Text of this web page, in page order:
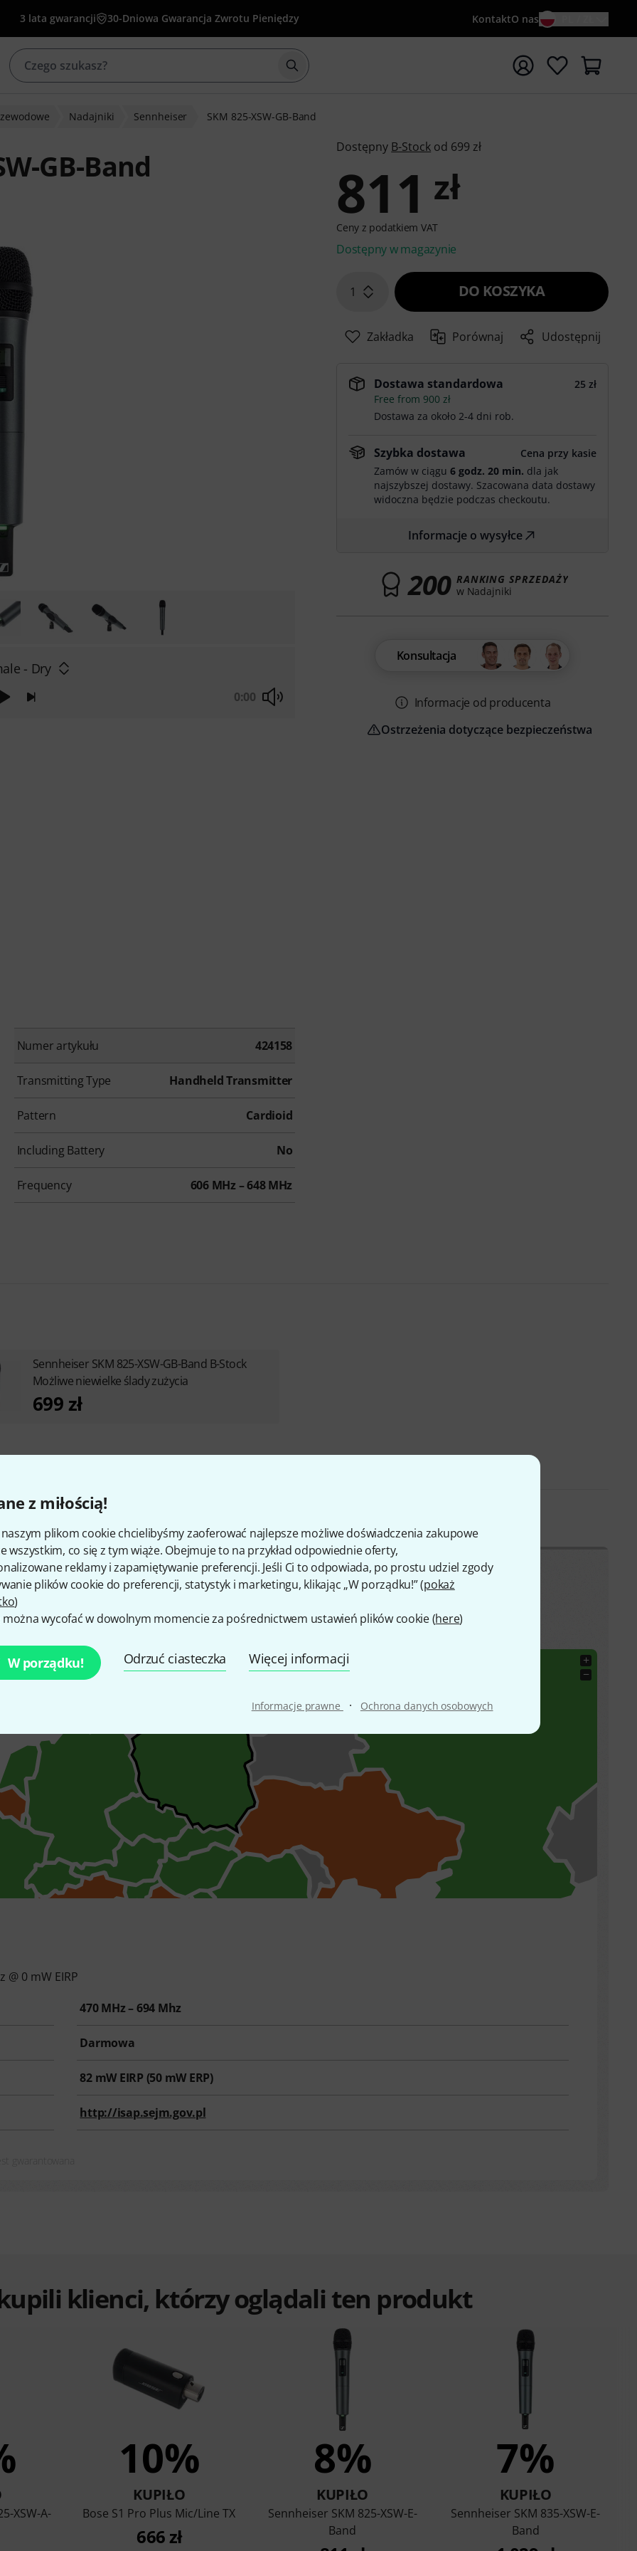
z miłością!
naszym plikom cookie chcielibyśmy zaoferować najlepsze możliwe doświadczenia zakupowe
wszystkim, co się z tym wiąże. Obejmuje to na przykład odpowiednie oferty,
reklamy i zapamiętywanie preferencji. Jeśli Ci to odpowiada, po prostu udziel zgody
plików cookie do preferencji, statystyk i marketingu, klikając „W porządku!” (pokaż
)
można wycofać w dowolnym momencie za pośrednictwem ustawień plików cookie (here)
W porządku! Odrzuć ciasteczka Więcej informacji
Informacje prawne · Ochrona danych osobowych
3 lata gwarancji 30-Dniowa Gwarancja Zwrotu Pieniędzy KontaktO nas
Rozpocznij wyszukiwanie od słowa kluczowego {searchTerm}
Nadajniki Sennheiser SKM 825-XSW-GB-Band
GB-Band
- Dry
0:00
Numer artykułu 424158
Transmitting Type Handheld Transmitter
Pattern Cardioid
Including Battery No
Frequency 606 MHz – 648 MHz
Dostępny B-Stock od 699 zł
811 zł
Ceny z podatkiem VAT
Dostępny w magazynie
1 DO KOSZYKA
Zakładka Porównaj Udostępnij
Dostawa standardowa
25 zł
Free from 900 zł
Dostawa za około 2-4 dni rob.
Szybka dostawa
Cena przy kasie
Zamów w ciągu6 godz. 20 min. dla jak
najszybszej dostawy. Szacowana data dostawy
widoczna będzie podczas checkoutu.
Informacje o wysyłce
200 RANKING SPRZEDAŻY
w Nadajniki
Konsultacja
Informacje od producenta
Ostrzeżenia dotyczące bezpieczeństwa
Sennheiser SKM 825-XSW-GB-Band B-Stock
Możliwe niewielke ślady zużycia
699 zł
dozwolonych częstotliwości
częstotliwości w poszczególnych krajach, dla powyższego urządzenia bezprzewodowego.
+
−
@ 0 mW EIRP
470 MHz – 694 Mhz
Darmowa
82mW EIRP (50mW ERP)
http://isap.sejm.gov.pl
klienci, którzy oglądali ten produkt
XSW-A-
10%
KUPIŁO
Bose S1 Pro Plus Mic/Line TX
666 zł
8%
KUPIŁO
Sennheiser SKM 825-XSW-E-
Band
7%
KUPIŁO
Sennheiser SKM 835-XSW-E-
Band